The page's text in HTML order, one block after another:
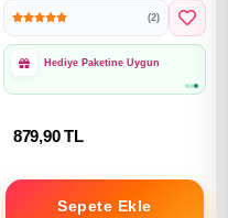
(2)
Hediye Paketine Uygun
879,90 TL
Sepete Ekle